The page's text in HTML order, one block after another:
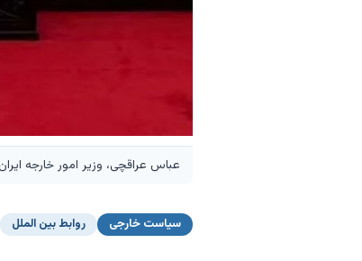
عباس عراقچی، وزیر امور خارجه ایران، در
سیاست خارجی روابط بین الملل